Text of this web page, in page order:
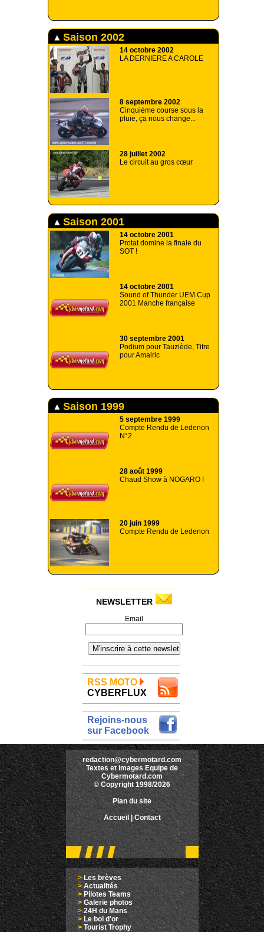
Saison 2002
14 octobre 2002
LA DERNIERE A CAROLE
8 septembre 2002
Cinquième course sous la
pluie, ça nous change...
28 juillet 2002
Le circuit au gros cœur
Saison 2001
14 octobre 2001
Protat domine la finale du
SOT !
14 octobre 2001
Sound of Thunder UEM Cup
2001 Manche française
30 septembre 2001
Podium pour Tauziède, Titre
pour Amalric
Saison 1999
5 septembre 1999
Compte Rendu de Ledenon
N°2
28 août 1999
Chaud Show à NOGARO !
20 juin 1999
Compte Rendu de Ledenon
NEWSLETTER
Email
RSS MOTO
CYBERFLUX
Rejoins-nous
sur Facebook
redaction@cybermotard.com
Textes et images Equipe de
Cybermotard.com
© Copyright 1998/2026
Plan du site
Accueil |Contact
>Les brèves
> Actualités
> Pilotes Teams
>Galerie photos
>24H du Mans
>Le bol d'or
> Tourist Trophy